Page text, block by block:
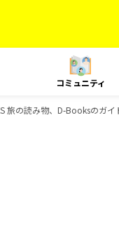
コミュニティ
旅の読み物、D-Booksのガ